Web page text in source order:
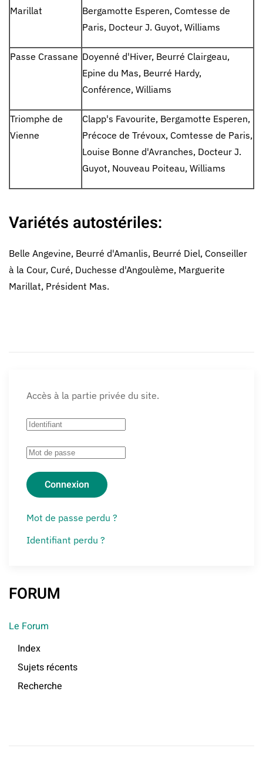
Marillat
Bergamotte Esperen, Comtesse de
Paris, Docteur J. Guyot, Williams
Passe Crassane Doyenné d'Hiver, Beurré Clairgeau,
Epine du Mas, Beurré Hardy,
Conférence, Williams
Triomphe de
Vienne
Clapp's Favourite, Bergamotte Esperen,
Précoce de Trévoux, Comtesse de Paris,
Louise Bonne d'Avranches, Docteur J.
Guyot, Nouveau Poiteau, Williams
Variétés autostériles:
Belle Angevine, Beurré d'Amanlis, Beurré Diel, Conseiller
à la Cour, Curé, Duchesse d'Angoulème, Marguerite
Marillat, Président Mas.
Accès à la partie privée du site.
Connexion
Mot de passe perdu ?
Identifiant perdu ?
FORUM
Le Forum
Index
Sujets récents
Recherche